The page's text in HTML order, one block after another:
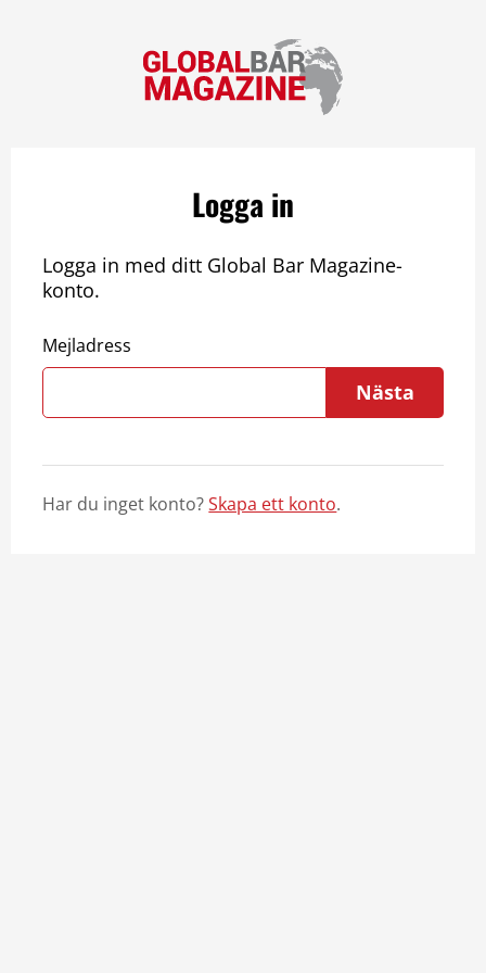
Logga in
Logga in med ditt Global Bar Magazine-
konto.
Mejladress
Nästa
Har du inget konto?Skapa ett konto.